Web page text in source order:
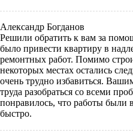
Александр Богданов
Решили обратить к вам за
было привести квартиру в
ремонтных работ. Помимо
некоторых местах остались
очень трудно избавиться.
труда разобраться со всеми
понравилось, что работы были
быстро.